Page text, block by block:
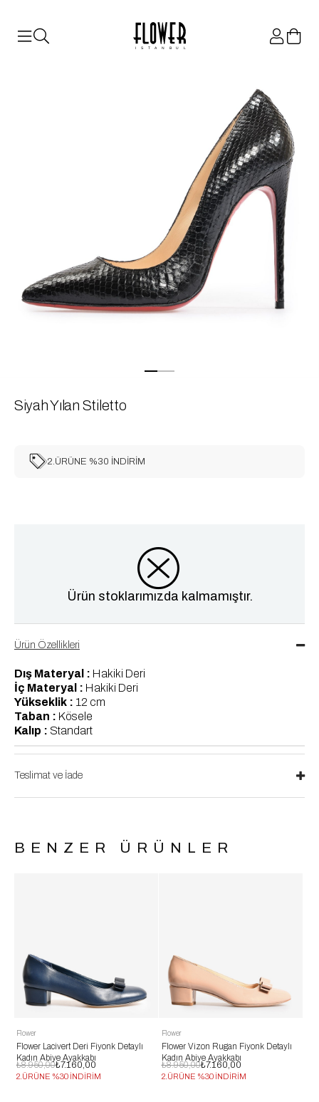
ISTANBUL
Siyah Yılan Stiletto
2.ÜRÜNE %30 İNDİRİM
Ürün stoklarımızda kalmamıştır.
Ürün Özellikleri
Dış Materyal : Hakiki Deri
İç Materyal : Hakiki Deri
Yükseklik : 12 cm
Taban : Kösele
Kalıp : Standart
Teslimat ve İade
BENZER ÜRÜNLER
Flower
Flower Lacivert Deri Fiyonk Detaylı
Kadın Abiye Ayakkabı
₺7.160,00
₺8.950,00
2.ÜRÜNE %30 İNDİRİM
Flower
Flower Vizon Rugan Fiyonk Detaylı
Kadın Abiye Ayakkabı
₺7.160,00
₺8.950,00
2.ÜRÜNE %30 İNDİRİM